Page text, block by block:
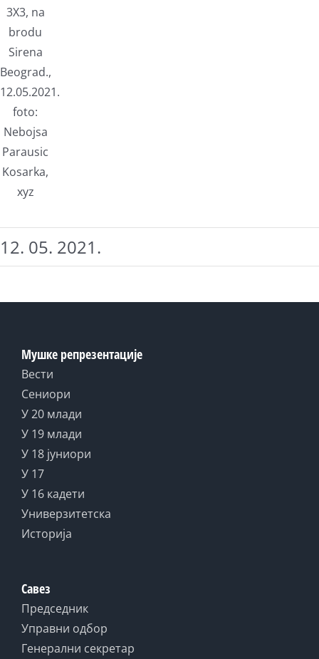
3X3, na
brodu
Sirena
Beograd.,
12.05.2021.
foto:
Nebojsa
Parausic
Kosarka,
xyz
12. 05. 2021.
Мушке репрезентације
Вести
Сениори
У 20 млади
У 19 млади
У 18 јуниори
У 17
У 16 кадети
Универзитетска
Историја
Савез
Председник
Управни одбор
Генерални секретар